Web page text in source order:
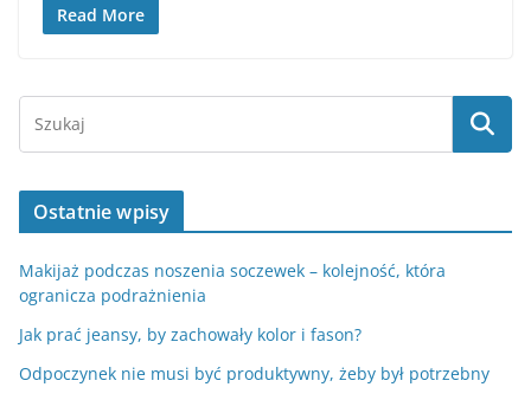
Read More
Ostatnie wpisy
Makijaż podczas noszenia soczewek – kolejność, która
ogranicza podrażnienia
Jak prać jeansy, by zachowały kolor i fason?
Odpoczynek nie musi być produktywny, żeby był potrzebny